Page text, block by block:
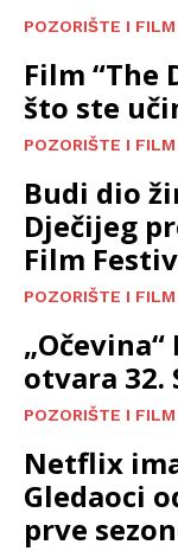
POZORIŠTE I FILM
Film “The
što ste
POZORIŠTE I FILM
Budi dio
Dječijeg
Film
POZORIŠTE I FILM
otvara 32.
POZORIŠTE I FILM
Netflix
Gledaoci
prve